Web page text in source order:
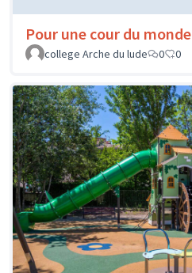
Pour une cour du monde
college Arche du lude
0 0